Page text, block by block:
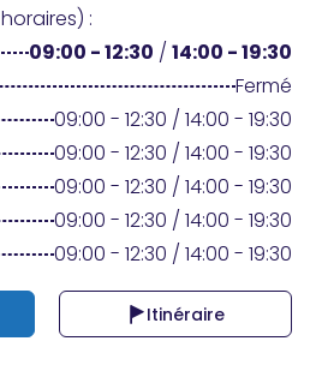
Connexion
Praticien ?
horaires) :
09:00 - 12:30 / 14:00 - 19:30
Fermé
09:00 - 12:30 / 14:00 - 19:30
09:00 - 12:30 / 14:00 - 19:30
09:00 - 12:30 / 14:00 - 19:30
09:00 - 12:30 / 14:00 - 19:30
09:00 - 12:30 / 14:00 - 19:30
Itinéraire